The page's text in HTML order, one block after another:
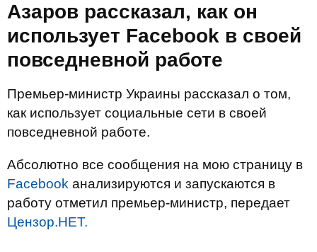
Азаров рассказал, как он
использует Facebook в своей
повседневной работе
Премьер-министр Украины рассказал о том,
как использует социальные сети в своей
повседневной работе.
Абсолютно все сообщения на мою страницу в
Facebook анализируются и запускаются в
работу отметил премьер-министр, передает
Цензор.НЕТ.